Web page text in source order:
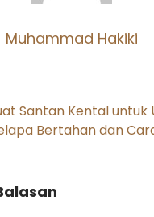
Muhammad Hakiki
Santan Kental untuk
Bertahan dan